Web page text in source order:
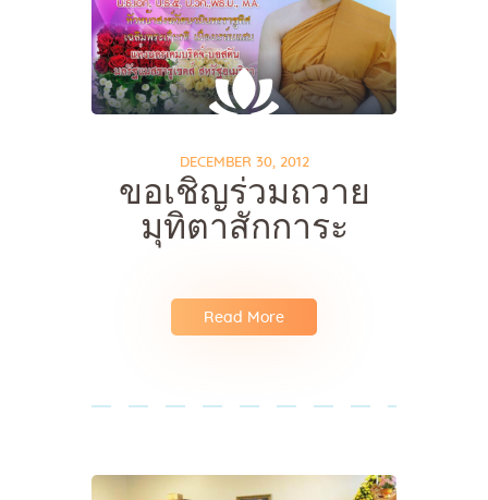
DECEMBER 30, 2012
ขอเชิญร่วมถวาย
มุทิตาสักการะ
Read More